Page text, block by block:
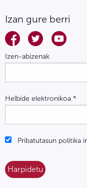
Izan gure berri
Izen-abizenak
Helbide elektronikoa *
Pribatutasun politika